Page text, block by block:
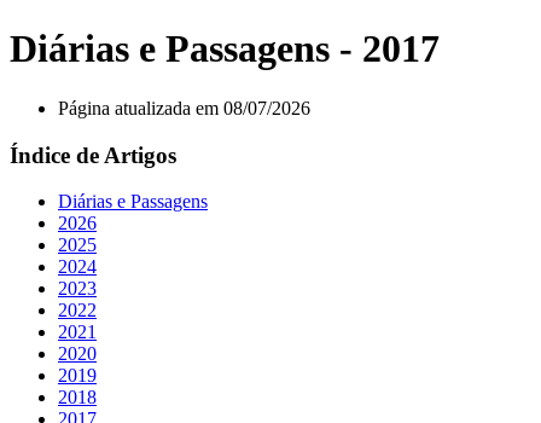
Diárias e Passagens - 2017
Página atualizada em 08/07/2026
Índice de Artigos
Diárias e Passagens
2026
2025
2024
2023
2022
2021
2020
2019
2018